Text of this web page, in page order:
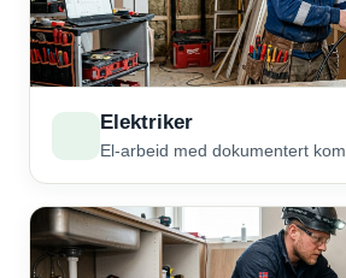
Elektriker
El-arbeid med dokumentert